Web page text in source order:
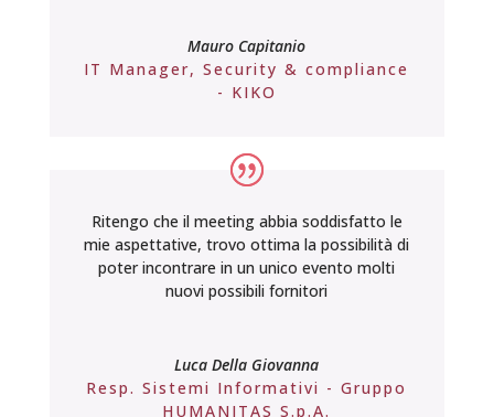
Mauro Capitanio
IT Manager, Security & compliance
- KIKO
Ritengo che il meeting abbia soddisfatto le
mie aspettative, trovo ottima la possibilità di
poter incontrare in un unico evento molti
nuovi possibili fornitori
Luca Della Giovanna
Resp. Sistemi Informativi - Gruppo
HUMANITAS S.p.A.